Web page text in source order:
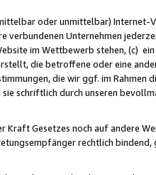
oder unmittelbar) Internet-
verbundenen Unternehmen
im Wettbewerb stehen, (c) ein
die betroffene oder eine
die wir ggf. im Rahmen
sie schriftlich durch unseren
Kraft Gesetzes noch auf andere
rechtlich bindend,